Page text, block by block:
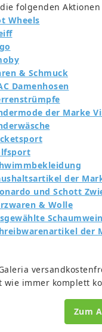
folgenden
Wheels
& Schmuck
Damenhosen
der Marke
der
und Schott
& Wolle
der
wie immer komplett
Zum